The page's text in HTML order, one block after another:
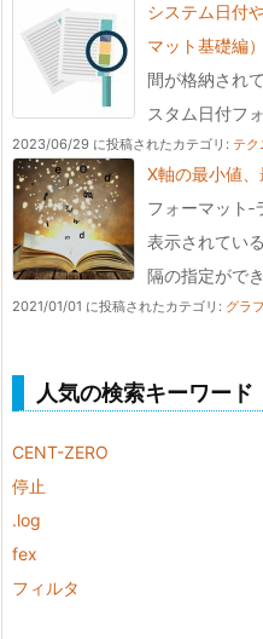
システム日付
マット基礎編）
間が格納され
スタム日付フ
2023/06/29 に投稿されたカテゴリ: テク
X軸の最小値
フォーマット‐
表示されてい
隔の指定がで
2021/01/01 に投稿されたカテゴリ: グラ
人気の検索キーワード
CENT-ZERO
停止
.log
fex
フィルタ